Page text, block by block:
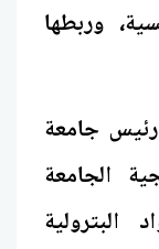
وربطها
جامعة
الجامعة
البترولية